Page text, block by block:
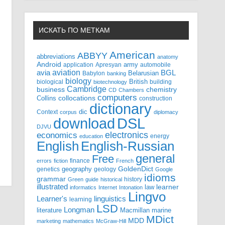
ИСКАТЬ ПО МЕТКАМ
abbreviations ABBYY American anatomy
Android application Apresyan army automobile
avia aviation Babylon banking Belarusian BGL
biological biology biotechnology British building
business Cambridge CD Chambers chemistry
Collins collocations computers construction
Context corpus dic dictionary diplomacy
DJVU download DSL
economics education electronics energy
English English-Russian
errors fiction finance Free French general
genetics geography geology GoldenDict Google
grammar Green guide historical history idioms
illustrated informatics Internet Intonation law learner
Learner's learning linguistics Lingvo
literature Longman LSD Macmillan marine
marketing mathematics McGraw-Hill MDD MDict